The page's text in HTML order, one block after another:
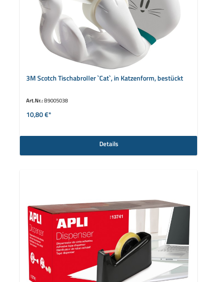
3M Scotch Tischabroller `Cat`, in Katzenform, bestückt
Art.Nr.: B9005038
10,80 €*
Details